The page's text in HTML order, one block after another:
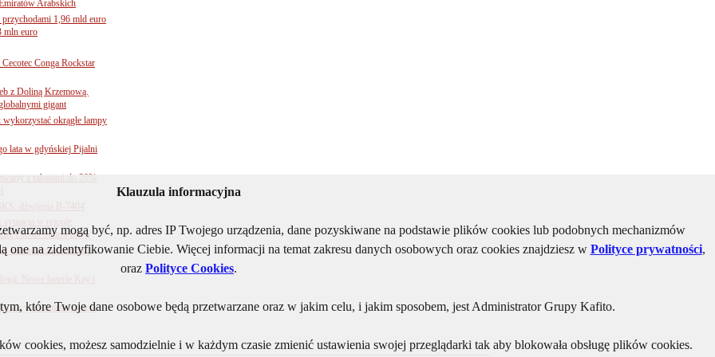
Arabskich
1,96 mld euro
mln euro
Conga Rockstar
z Doliną Krzemową.
gigant
okrągłe lampy
lata w gdyńskiej Pijalni
z rabatami do 20%
dźwignia B-7404
w rejonie
chemii budowlanej?
automatyzacji obsługi
Nowe baterie Kay i
toaleta otwiera
Klauzula informacyjna
mogą być, np. adres IP Twojego urządzenia, dane pozyskiwane na podstawie plików cookies lub podobnych mechanizmów
na zidentyfikowanie Ciebie. Więcej informacji na temat zakresu danych osobowych oraz cookies znajdziesz w Polityce prywatności,
oraz Polityce Cookies.
które Twoje dane osobowe będą przetwarzane oraz w jakim celu, i jakim sposobem, jest Administrator Grupy Kafito.
cookies, możesz samodzielnie i w każdym czasie zmienić ustawienia swojej przeglądarki tak aby blokowała obsługę plików cookies.